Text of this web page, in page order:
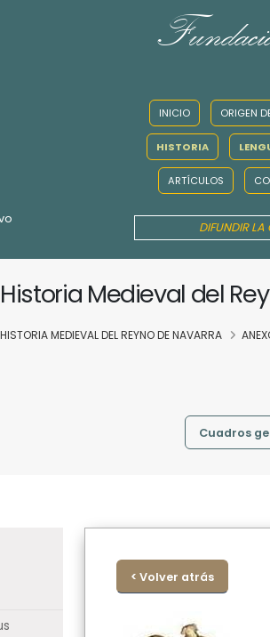
INICIO ORIGEN
HISTORIA
ARTÍCULOS
DIFUNDIR
Historia Medieval del
HISTORIA MEDIEVAL DEL REYNO DE NAVARRA
Cuadros
< Volver atrás